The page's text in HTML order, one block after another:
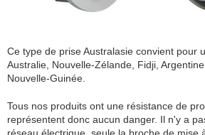
Ce type de prise Australasie convient pour
Australie, Nouvelle-Zélande, Fidji,
Nouvelle-Guinée.
Tous nos produits ont une résistance de
représentent donc aucun danger. Il n'y a